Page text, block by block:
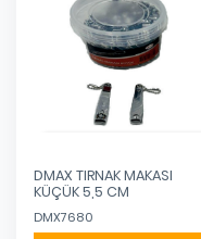
DMAX TIRNAK MAKASI
KÜÇÜK 5,5 CM
DMX7680